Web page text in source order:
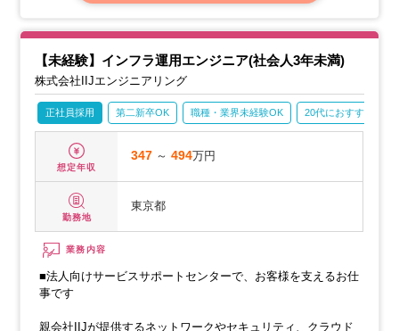
【未経験】インフラ運用エンジニア(社会人3年未満)
株式会社IIJエンジニアリング
正社員採用 第二新卒OK 職種・業界未経験OK 20代におすすめ
想定年収
347 ～494万円
勤務地
東京都
業務内容
■法人向けサービスサポートセンターで、お客様を支えるお仕
事です
親会社IIJが提供するネットワークやセキュリティ、クラウド